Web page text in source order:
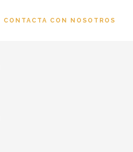
CONTACTA CON NOSOTROS